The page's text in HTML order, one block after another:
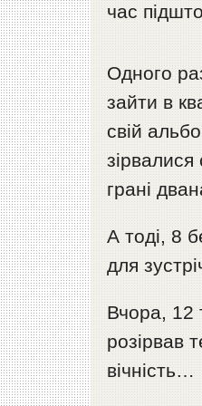
час
Одного
зайти в
свій
грані
А тоді, 8
для
Вчора, 12
розірвав
вічність…